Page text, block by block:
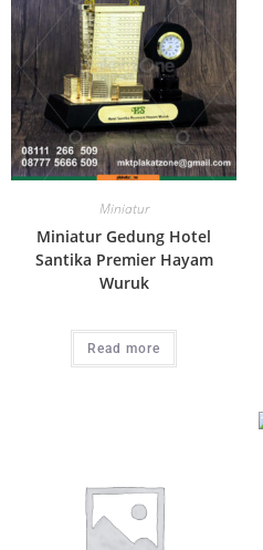
Miniatur
Miniatur Gedung Hotel
Santika Premier Hayam
Wuruk
Read more